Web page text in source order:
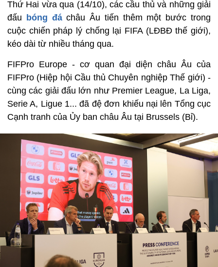
Thứ Hai vừa qua (14/10), các cầu thủ và những giải
đấu
bóng đáchâu Âu tiến thêm một bước trong
cuộc chiến pháp lý chống lại FIFA(LĐBĐ thế giới),
kéo dài từ nhiều tháng qua.
FIFPro Europe - cơ quan đại diện châu Âu của
FIFPro (Hiệp hội Cầu thủ Chuyên nghiệp Thế giới) -
cùng các giải đấu lớn như Premier League, La Liga,
Serie A, Ligue 1... đã đệ đơn khiếu nại lên Tổng cục
Cạnh tranh của Ủy ban châu Âu tại Brussels (Bỉ).